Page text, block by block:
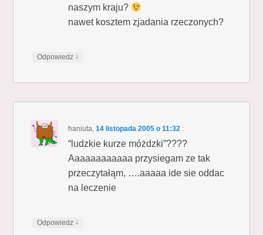
naszym kraju?
nawet kosztem zjadania rzeczonych?
Odpowiedz ↓
haniuta,14 listopada 2005 o 11:32 :
“ludzkie kurze móżdzki”????
Aaaaaaaaaaaa przysiegam ze tak
przeczytałąm, ….aaaaa ide sie oddac
na leczenie
Odpowiedz ↓